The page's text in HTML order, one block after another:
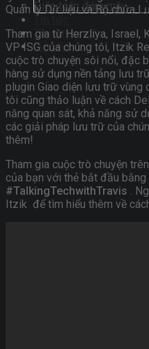
Điện toán đám mây
Tin tức
Tuyển dụng
Liên hệ
Quản lý Dữ liệu và Bộ chứa
Tham gia từ Herzliya, Israel,
VP ISG của chúng tôi, Itzik
cuộc trò chuyện sôi nổi, đặc
hàng sử dụng nền tảng lưu
plugin Giao diện lưu trữ vùng
tôi cũng thảo luận về cách
năng quan sát, khả năng sử
các giải pháp lưu trữ của
thêm!
Tham gia cuộc trò chuyện
của bạn với thẻ bắt đầu bằng
#TalkingTechwithTravis .
Itzik để tìm hiểu thêm về